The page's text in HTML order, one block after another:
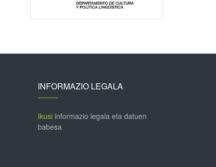
INFORMAZIO LEGALA
Ikusiinformazio legala eta datuen
babesa